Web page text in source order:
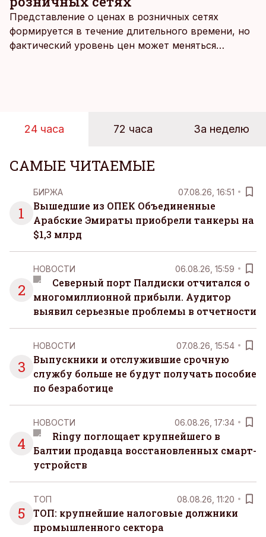
Представление о ценах в розничных сетях
формируется в течение длительного времени, но
фактический уровень цен может меняться
24 часа 72 часа За неделю
САМЫЕ ЧИТАЕМЫЕ
1
БИРЖА 07.08.26, 16:51
Вышедшие из ОПЕК Объединенные
Арабские Эмираты приобрели танкеры на
$1,3 млрд
2
НОВОСТИ 06.08.26, 15:59
Северный порт Палдиски отчитался о
многомиллионной прибыли. Аудитор
выявил серьезные проблемы в отчетности
3
НОВОСТИ 07.08.26, 15:54
Выпускники и отслужившие срочную
службу больше не будут получать пособие
по безработице
4
НОВОСТИ 06.08.26, 17:34
Ringy поглощает крупнейшего в
Балтии продавца восстановленных смарт-
устройств
5
ТОП 08.08.26, 11:20
ТОП: крупнейшие налоговые должники
промышленного сектора